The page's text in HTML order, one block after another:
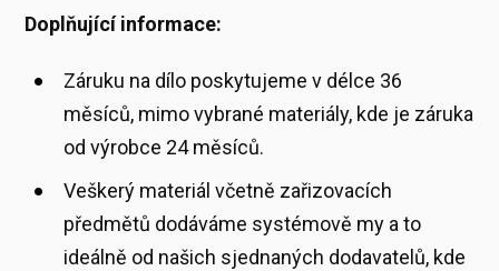
Doplňující informace:
Záruku na dílo poskytujeme v délce 36
měsíců, mimo vybrané materiály, kde je záruka
od výrobce 24 měsíců.
Veškerý materiál včetně zařizovacích
předmětů dodáváme systémově my a to
ideálně od našich sjednaných dodavatelů, kde